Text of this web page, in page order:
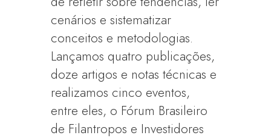
cenários e sistematizar
conceitos e metodologias.
Lançamos quatro publicações,
doze artigos e notas técnicas e
realizamos cinco eventos,
entre eles, o Fórum Brasileiro
de Filantropos e Investidores